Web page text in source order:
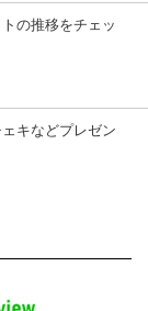
の推移をチェッ
キなどプレゼン